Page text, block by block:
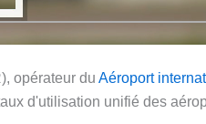
opérateur du Aéroport
d'utilisation unifié des